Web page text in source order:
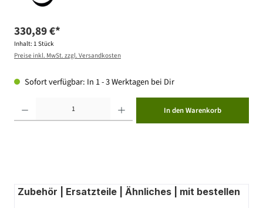
330,89 €*
Inhalt: 1 Stück
Preise inkl. MwSt. zzgl. Versandkosten
Sofort verfügbar: In 1 - 3 Werktagen bei Dir
In den Warenkorb
Zubehör | Ersatzteile | Ähnliches | mit bestellen